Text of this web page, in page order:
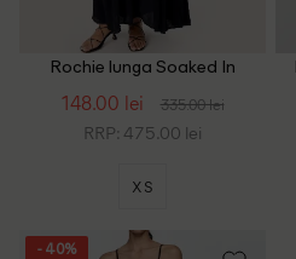
Rochie lunga Soaked In
148.00 lei 335.00 lei
RRP: 475.00 lei
XS
- 40%